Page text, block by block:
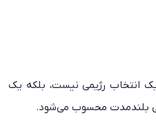
انتخاب رژیمی نیست، بلکه یک
بلندمدت محسوب می‌شود.